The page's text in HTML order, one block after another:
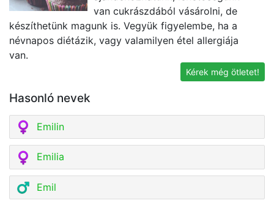
van cukrászdából vásárolni, de
készíthetünk magunk is. Vegyük figyelembe, ha a
névnapos diétázik, vagy valamilyen étel allergiája
van.
Kérek még ötletet!
Hasonló nevek
Emilin
Emilia
Emil